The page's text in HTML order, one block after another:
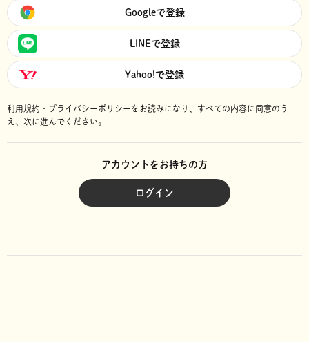
Googleで登録
LINEで登録
Yahoo!で登録
利用規約 ・ プライバシーポリシーをお読みになり、 すべての内容に同意のう
え、次に進んでください。
アカウントをお持ちの方
ログイン